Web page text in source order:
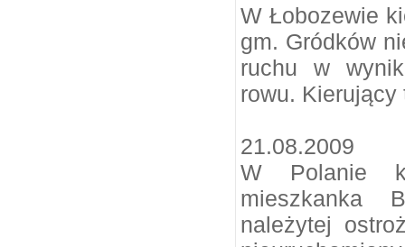
W Łobozewie
gm. Gródków
ruchu w
rowu. Kierujący
21.08.2009
W Polanie
mieszkanka
należytej